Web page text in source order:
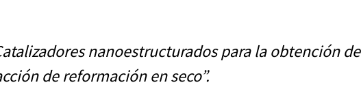
nanoestructurados para la obtención de
de reformación en seco”.